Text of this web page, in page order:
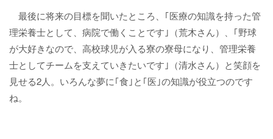
最後に将来の目標を聞いたところ、｢医療の知識を持った管
理栄養士として、病院で働くことです｣（荒木さん）、｢野球
が大好きなので、高校球児が入る寮の寮母になり、管理栄養
士としてチームを支えていきたいです｣（清水さん）と笑顔を
見せる2人。いろんな夢に｢食｣と｢医｣の知識が役立つのです
ね。